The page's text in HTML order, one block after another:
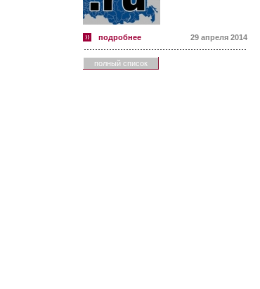
подробнее 29 апреля 2014
полный список